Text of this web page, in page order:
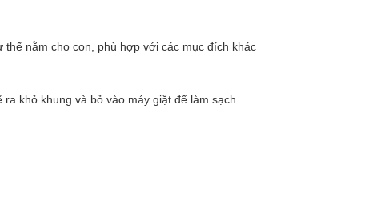
nằm cho con, phù hợp với các mục đích khác
khỏ khung và bỏ vào máy giặt để làm sạch.